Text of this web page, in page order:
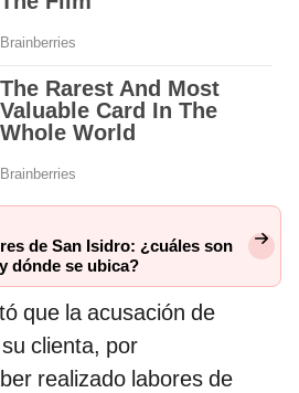
de San Isidro: ¿cuáles son
dónde se ubica?
que la acusación de
clienta, por
realizado labores de